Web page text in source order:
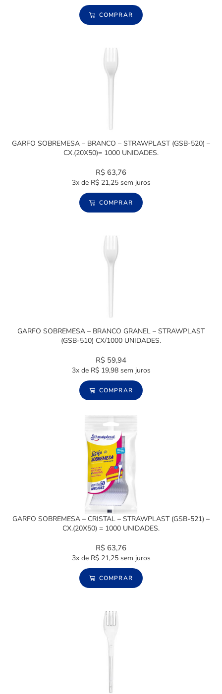
COMPRAR
GARFO SOBREMESA – BRANCO – STRAWPLAST (GSB-520) –
CX.(20X50)= 1000 UNIDADES.
R$ 63,76
3x de R$21,25sem juros
COMPRAR
GARFO SOBREMESA – BRANCO GRANEL – STRAWPLAST
(GSB-510) CX/1000 UNIDADES.
R$ 59,94
3x de R$19,98sem juros
COMPRAR
GARFO SOBREMESA – CRISTAL – STRAWPLAST (GSB-521) –
CX.(20X50) = 1000 UNIDADES.
R$ 63,76
3x de R$21,25sem juros
COMPRAR